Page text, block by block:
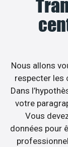
Nous allons
respecter les
Dans
votre
Vous
données pour